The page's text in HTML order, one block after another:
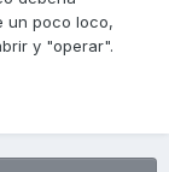
un poco loco,
y "operar".